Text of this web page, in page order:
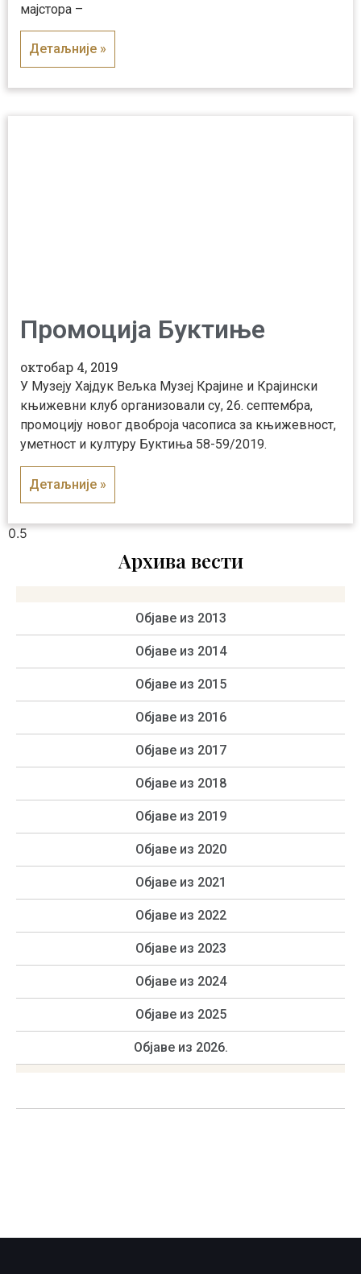
мајстора –
Детаљније »
Промоција Буктиње
октобар 4, 2019
У Музеју Хајдук Вељка Музеј Крајине и Крајински
књижевни клуб организовали су, 26. септембра,
промоцију новог двоброја часописа за књижевност,
уметност и културу Буктиња 58-59/2019.
Детаљније »
Архива вести
Објаве из 2013
Објаве из 2014
Објаве из 2015
Објаве из 2016
Објаве из 2017
Објаве из 2018
Објаве из 2019
Објаве из 2020
Објаве из 2021
Објаве из 2022
Објаве из 2023
Објаве из 2024
Објаве из 2025
Објаве из 2026.